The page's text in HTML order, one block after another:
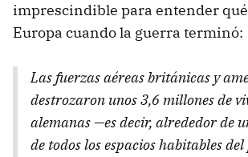
imprescindible para entender
Europa cuando la guerra terminó:
Las fuerzas aéreas británicas y
destrozaron unos 3,6 millones de
alemanas —es decir, alrededor de
de todos los espacios habitables